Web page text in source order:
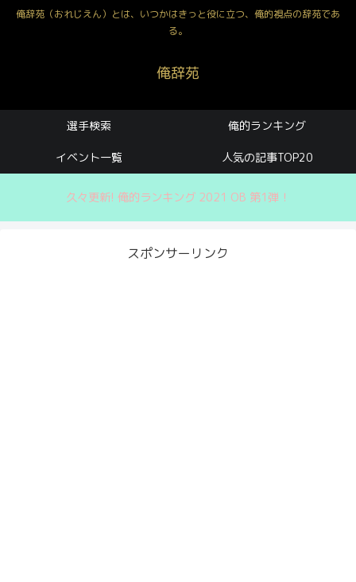
俺辞苑（おれじえん）とは、いつかはきっと役に立つ、俺的視点の辞苑であ
る。
俺辞苑
選手検索 俺的ランキング
イベント一覧 人気の記事TOP20
久々更新! 俺的ランキング 2021 OB 第1弾！
スポンサーリンク